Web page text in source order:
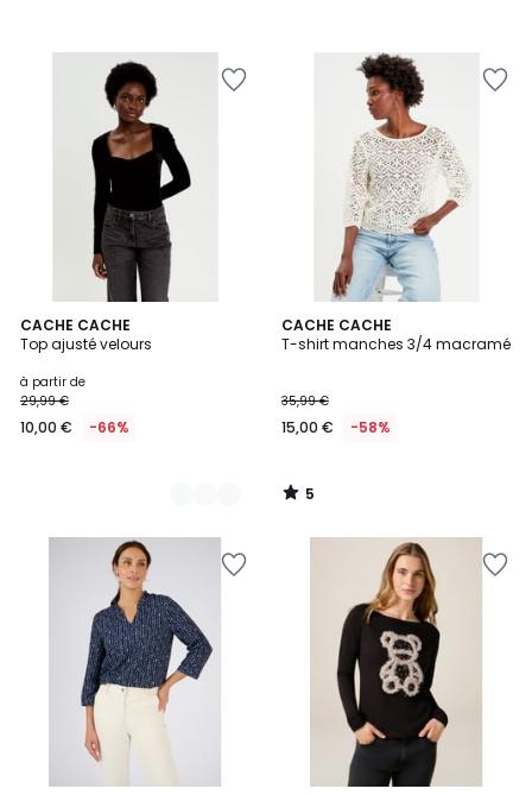
CACHE CACHE
Top ajusté velours
à partir de
29,99 €
10,00 € -66%
2
Couleurs
CACHE CACHE
T-shirt manches 3/4 macramé
35,99 €
15,00 € -58%
5
/
5
/